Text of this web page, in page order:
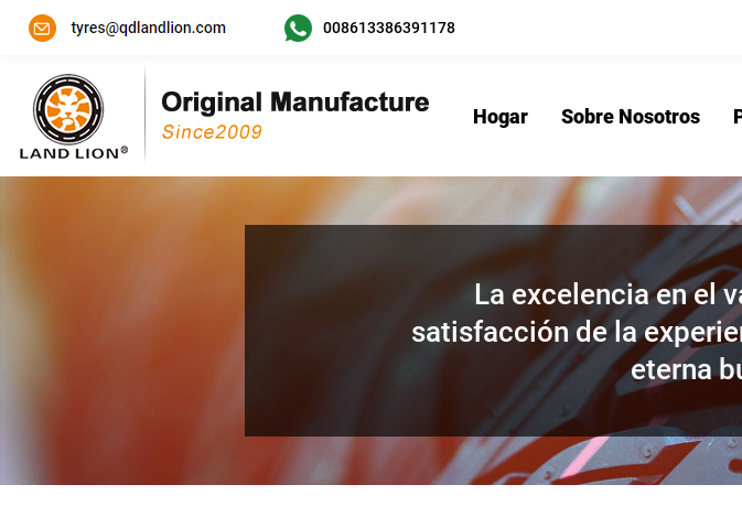
008613386391178
Hogar Sobre Nosotros
La excelencia en el
satisfacción de la
eterna